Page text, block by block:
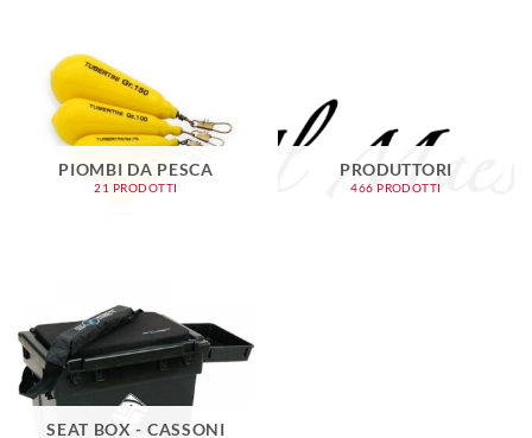
PIOMBI DA PESCA
21 PRODOTTI
PRODUTTORI
466 PRODOTTI
SEAT BOX - CASSONI